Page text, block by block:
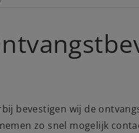
bevestigen wij de
zo snel mogelijk